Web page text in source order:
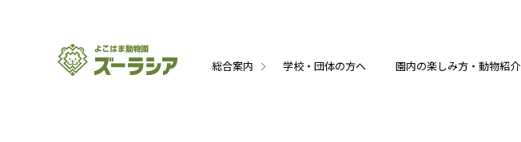
総合案内 学校・団体の方へ 園内の楽しみ方・動物紹介